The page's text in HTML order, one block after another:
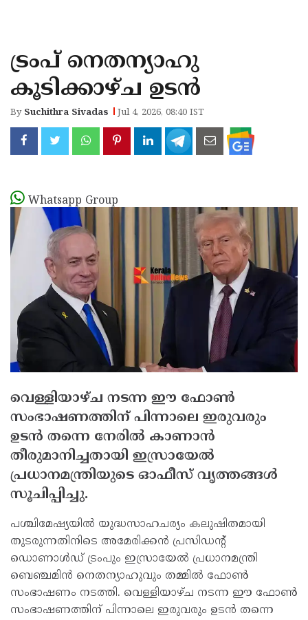
KANNUR
KASARAGOD
ട്രംപ് നെതന്യാഹു
കൂടിക്കാഴ്ച ഉടന്‍
By Suchithra Sivadas Jul 4, 2026, 08:40 IST
Whatsapp Group
വെള്ളിയാഴ്ച നടന്ന ഈ ഫോണ്‍
സംഭാഷണത്തിന് പിന്നാലെ ഇരുവരും
ഉടന്‍ തന്നെ നേരില്‍ കാണാന്‍
തീരുമാനിച്ചതായി ഇസ്രായേല്‍
പ്രധാനമന്ത്രിയുടെ ഓഫീസ് വൃത്തങ്ങള്‍
സൂചിപ്പിച്ചു.
പശ്ചിമേഷ്യയില്‍ യുദ്ധസാഹചര്യം കലുഷിതമായി
തുടരുന്നതിനിടെ അമേരിക്കന്‍ പ്രസിഡന്റ്
ഡൊണാള്‍ഡ് ട്രംപും ഇസ്രായേല്‍ പ്രധാനമന്ത്രി
ബെഞ്ചമിന്‍ നെതന്യാഹുവും തമ്മില്‍ ഫോണ്‍
സംഭാഷണം നടത്തി. വെള്ളിയാഴ്ച നടന്ന ഈ ഫോണ്‍
സംഭാഷണത്തിന് പിന്നാലെ ഇരുവരും ഉടന്‍ തന്നെ